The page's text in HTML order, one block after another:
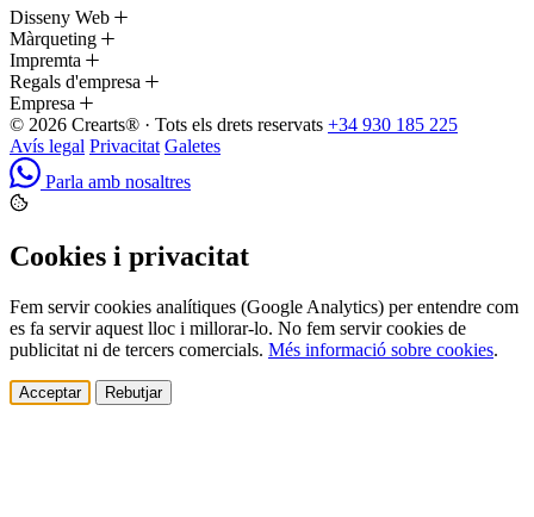
Disseny Web
Màrqueting
Impremta
Regals d'empresa
Empresa
© 2026 Crearts® · Tots els drets reservats +34 930 185 225
Avís legal Privacitat Galetes
Parla amb nosaltres
Cookies i privacitat
Fem servir cookies analítiques (Google Analytics) per entendre com
es fa servir aquest lloc i millorar-lo. No fem servir cookies de
publicitat ni de tercers comercials. Més informació sobre cookies.
Acceptar Rebutjar